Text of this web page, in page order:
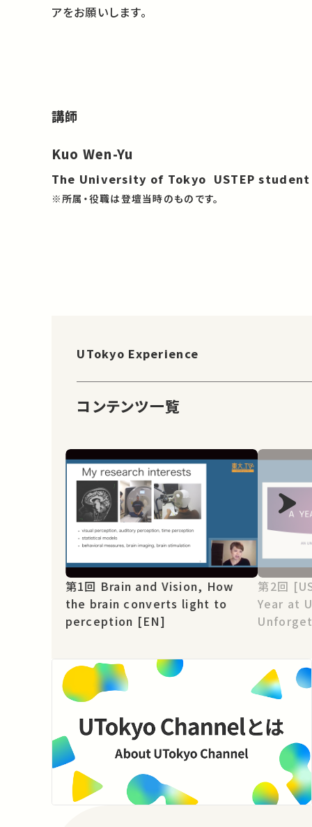
アをお願いします。
講師
Kuo Wen-Yu
The University of Tokyo USTEP student
※所属・役職は登壇当時のものです。
UTokyo Experience
コンテンツ一覧
第1回 Brain and Vision, How
the brain converts light to
perception [EN]
第2回 [USTEP Student Voice] A
Year at